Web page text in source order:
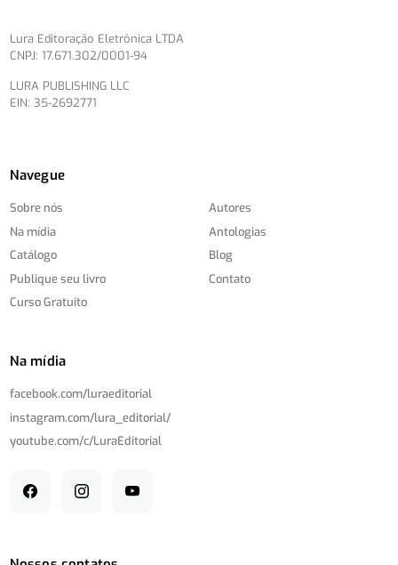
Lura Editoração Eletrônica LTDA
CNPJ: 17.671.302/0001-94
LURA PUBLISHING LLC
EIN: 35-2692771
Navegue
Sobre nós
Na mídia
Catálogo
Publique seu livro
Curso Gratuito
Autores
Antologias
Blog
Contato
Na mídia
facebook.com/luraeditorial
instagram.com/lura_editorial/
youtube.com/c/LuraEditorial